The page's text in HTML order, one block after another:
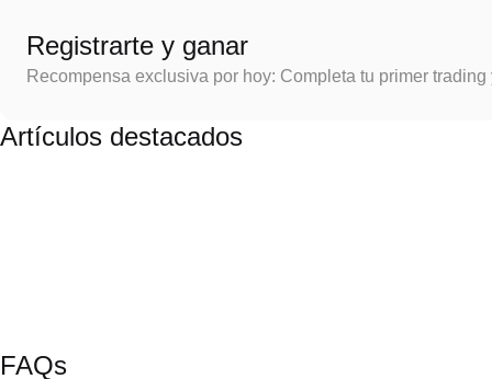
Registrarte y ganar
Recompensa exclusiva por hoy: Completa tu primer
Artículos destacados
FAQs